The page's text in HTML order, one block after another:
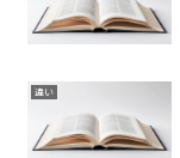
違い